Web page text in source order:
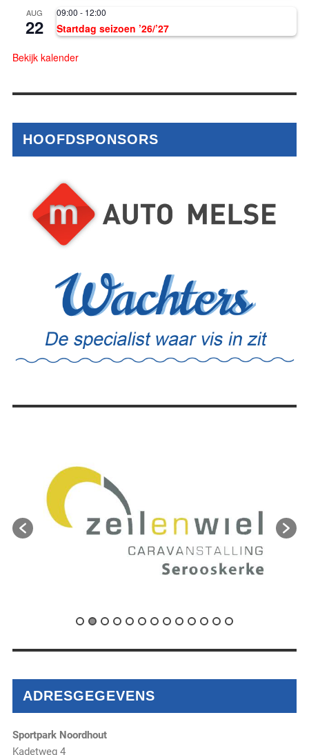
AUG
22
09:00 - 12:00
Startdag seizoen ’26/’27
Bekijk kalender
HOOFDSPONSORS
ADRESGEGEVENS
Sportpark Noordhout
Kadetweg 4